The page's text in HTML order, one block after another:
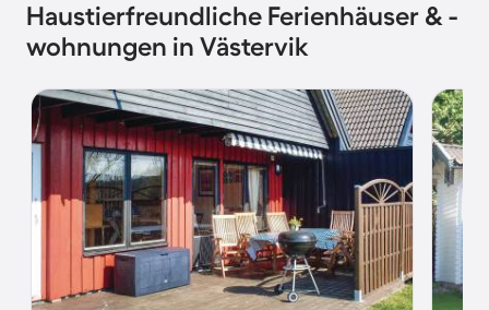
Haustierfreundliche Ferienhäuser & -
wohnungen in Västervik